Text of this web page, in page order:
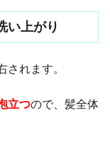
い上がり
されます。
立つので、髪全体